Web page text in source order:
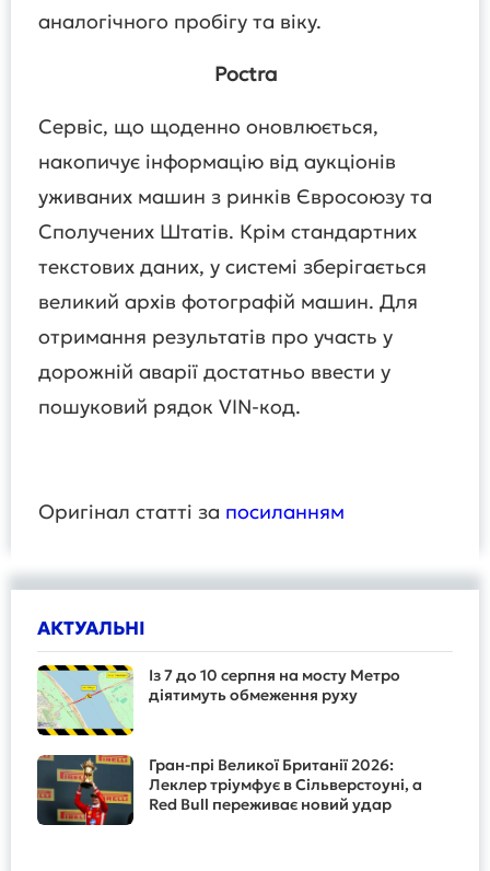
аналогічного пробігу та віку.
Poctra
Сервіс, що щоденно оновлюється,
накопичує інформацію від аукціонів
уживаних машин з ринків Євросоюзу та
Сполучених Штатів. Крім стандартних
текстових даних, у системі зберігається
великий архів фотографій машин. Для
отримання результатів про участь у
дорожній аварії достатньо ввести у
пошуковий рядок VIN-код.
Оригінал статті за посиланням
АКТУАЛЬНІ
Із 7 до 10 серпня на мосту Метро
діятимуть обмеження руху
Гран-прі Великої Британії 2026:
Леклер тріумфує в Сільверстоуні, а
Red Bull переживає новий удар